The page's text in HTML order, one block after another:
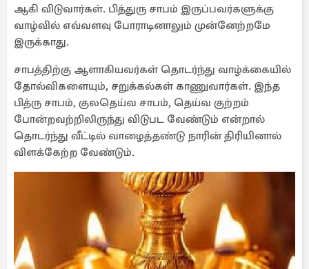
ஆகி விடுவார்கள். பித்துரு சாபம் இருப்பவர்களுக்கு
வாழ்வில் எவ்வளவு போராடினாலும் முன்னேற்றமே
இருக்காது.
சாபத்திற்கு ஆளாகியவர்கள் தொடர்ந்து வாழ்க்கையில்
தோல்விகளையும், சறுக்கல்கள் காணுவார்கள். இந்த
பித்ரு சாபம், குலதெய்வ சாபம், தெய்வ குற்றம்
போன்றவற்றிலிருந்து விடுபட வேண்டும் என்றால்
தொடர்ந்து வீட்டில் வாழைத்தண்டு நாரின் திரியினால்
விளக்கேற்ற வேண்டும்.